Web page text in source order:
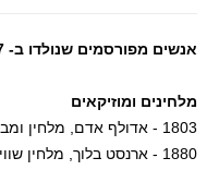
אנשים מפורסמים שנולדו ב- 24/7 :
מלחינים ומוזיקאים
1803 - אדולף אדם, מלחין ומבקר מוזיקה צרפתי (נפטר ב-1856)
1880 - ארנסט בלוך, מלחין שווייצרי, (נפטר ב-1959)